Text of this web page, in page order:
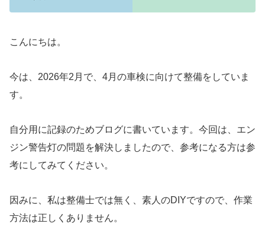
こんにちは。
今は、2026年2月で、4月の車検に向けて整備をしていま
す。
自分用に記録のためブログに書いています。今回は、エン
ジン警告灯の問題を解決しましたので、参考になる方は参
考にしてみてください。
因みに、私は整備士では無く、素人のDIYですので、作業
方法は正しくありません。